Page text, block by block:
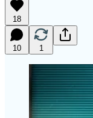
18
10 1